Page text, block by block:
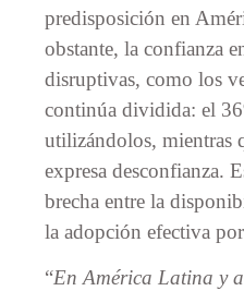
predisposición en
obstante, la confianza
disruptivas, como los
continúa dividida: el
utilizándolos, mientras
expresa desconfianza.
brecha entre la
la adopción efectiva
“En América Latina y